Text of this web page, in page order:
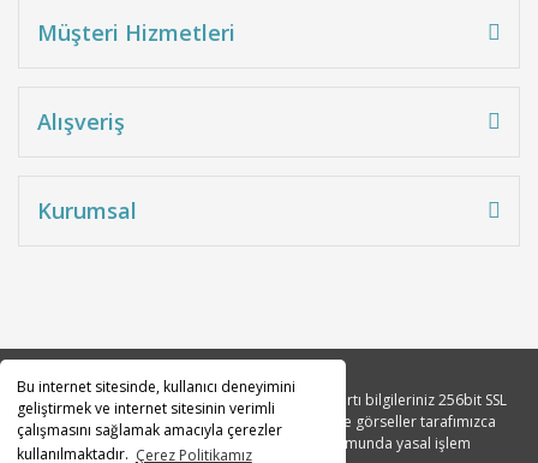
Bu internet sitesinde, kullanıcı deneyimini
geliştirmek ve internet sitesinin verimli
çalışmasını sağlamak amacıyla çerezler
kullanılmaktadır. Çerez Politikamız
Müşteri Hizmetleri
Alışveriş
Kurumsal
Copyright 2010© Tüm hakları saklıdır. Kredi kartı bilgileriniz 256bit SSL
sertifikası ile korunmaktadır. Tüm açıklama ve görseller tarafımızca
tasarlanmıştır. İzinsiz kopyalanması durumunda yasal işlem